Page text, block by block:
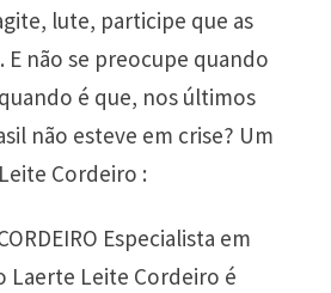
lute, participe que as
E não se preocupe quando
é que, nos últimos
não esteve em crise? Um
Cordeiro :
Especialista em
Laerte Leite Cordeiro é